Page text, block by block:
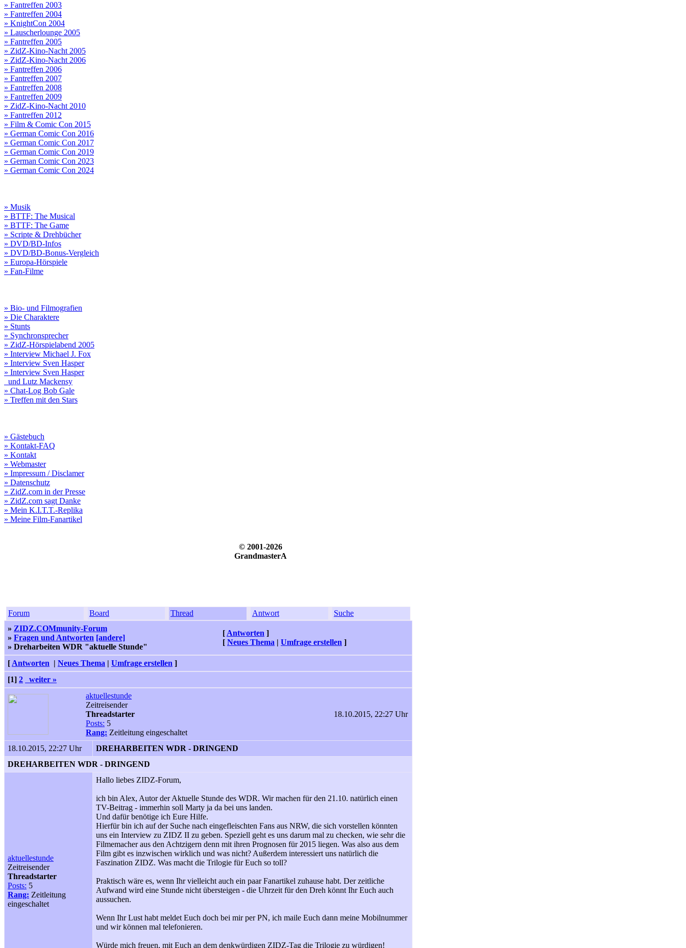
» Fantreffen 2003
» Fantreffen 2004
» KnightCon 2004
» Lauscherlounge 2005
» Fantreffen 2005
» ZidZ-Kino-Nacht 2005
» ZidZ-Kino-Nacht 2006
» Fantreffen 2006
» Fantreffen 2007
» Fantreffen 2008
» Fantreffen 2009
» ZidZ-Kino-Nacht 2010
» Fantreffen 2012
» Film & Comic Con 2015
» German Comic Con 2016
» German Comic Con 2017
» German Comic Con 2019
» German Comic Con 2023
» German Comic Con 2024
» Musik
» BTTF: The Musical
» BTTF: The Game
» Scripte & Drehbücher
» DVD/BD-Infos
» DVD/BD-Bonus-Vergleich
» Europa-Hörspiele
» Fan-Filme
» Bio- und Filmografien
» Die Charaktere
» Stunts
» Synchronsprecher
» ZidZ-Hörspielabend 2005
» Interview Michael J. Fox
» Interview Sven Hasper
» Interview Sven Hasper
und Lutz Mackensy
» Chat-Log Bob Gale
» Treffen mit den Stars
» Gästebuch
» Kontakt-FAQ
» Kontakt
» Webmaster
» Impressum / Disclamer
» Datenschutz
» ZidZ.com in der Presse
» ZidZ.com sagt Danke
» Mein K.I.T.T.-Replika
» Meine Film-Fanartikel
© 2001-2026
GrandmasterA
Forum Board Thread Antwort
Suche
» ZIDZ.COMmunity-Forum
» Fragen und Antworten [andere]
» Dreharbeiten WDR "aktuelle Stunde"
[ Antworten ]
[ Neues Thema | Umfrage erstellen ]
[ Antworten | Neues Thema | Umfrage erstellen ]
[1] 2
weiter »
aktuellestunde
Zeitreisender
Threadstarter
Posts: 5
Rang: Zeitleitung eingeschaltet
18.10.2015, 22:27 Uhr
18.10.2015, 22:27 Uhr
DREHARBEITEN WDR - DRINGEND
DREHARBEITEN WDR - DRINGEND
aktuellestunde
Zeitreisender
Threadstarter
Posts: 5
Rang: Zeitleitung
eingeschaltet
Hallo liebes ZIDZ-Forum,
ich bin Alex, Autor der Aktuelle Stunde des WDR. Wir machen für den 21.10. natürlich einen
TV-Beitrag - immerhin soll Marty ja da bei uns landen.
Und dafür benötige ich Eure Hilfe.
Hierfür bin ich auf der Suche nach eingefleischten Fans aus NRW, die sich vorstellen könnten
uns ein Interview zu ZIDZ II zu geben. Speziell geht es uns darum mal zu checken, wie sehr die
Filmemacher aus den Achtzigern denn mit ihren Prognosen für 2015 liegen. Was also aus dem
Film gibt es inzwischen wirklich und was nicht? Außerdem interessiert uns natürlich die
Faszination ZIDZ. Was macht die Trilogie für Euch so toll?
Praktisch wäre es, wenn Ihr vielleicht auch ein paar Fanartikel zuhause habt. Der zeitliche
Aufwand wird eine Stunde nicht übersteigen - die Uhrzeit für den Dreh könnt Ihr Euch auch
aussuchen.
Wenn Ihr Lust habt meldet Euch doch bei mir per PN, ich maile Euch dann meine Mobilnummer
und wir können mal telefonieren.
Würde mich freuen, mit Euch an dem denkwürdigen ZIDZ-Tag die Trilogie zu würdigen!